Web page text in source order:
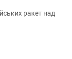
ракет над